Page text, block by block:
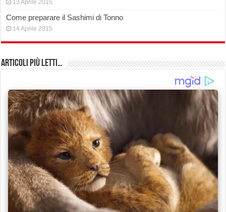
13 Aprile 2015
Come preparare il Sashimi di Tonno
14 Aprile 2015
Articoli più Letti…